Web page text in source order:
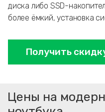
диска либо SSD-
более ёмкий, установка
Получить
Цены на